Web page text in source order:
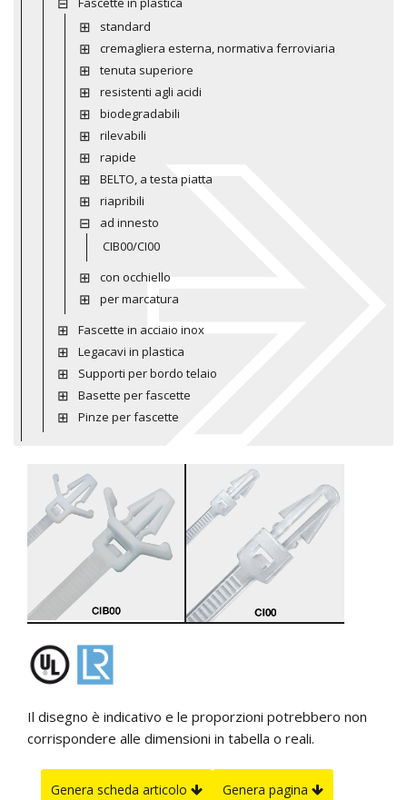
standard
cremagliera esterna, normativa ferroviaria
tenuta superiore
resistenti agli acidi
biodegradabili
rilevabili
rapide
BELTO, a testa piatta
riapribili
ad innesto
CIB00/CI00
con occhiello
per marcatura
Fascette in acciaio inox
Legacavi in plastica
Supporti per bordo telaio
Basette per fascette
Pinze per fascette
Il disegno è indicativo e le proporzioni potrebbero non
corrispondere alle dimensioni in tabella o reali.
Genera scheda articolo Genera pagina